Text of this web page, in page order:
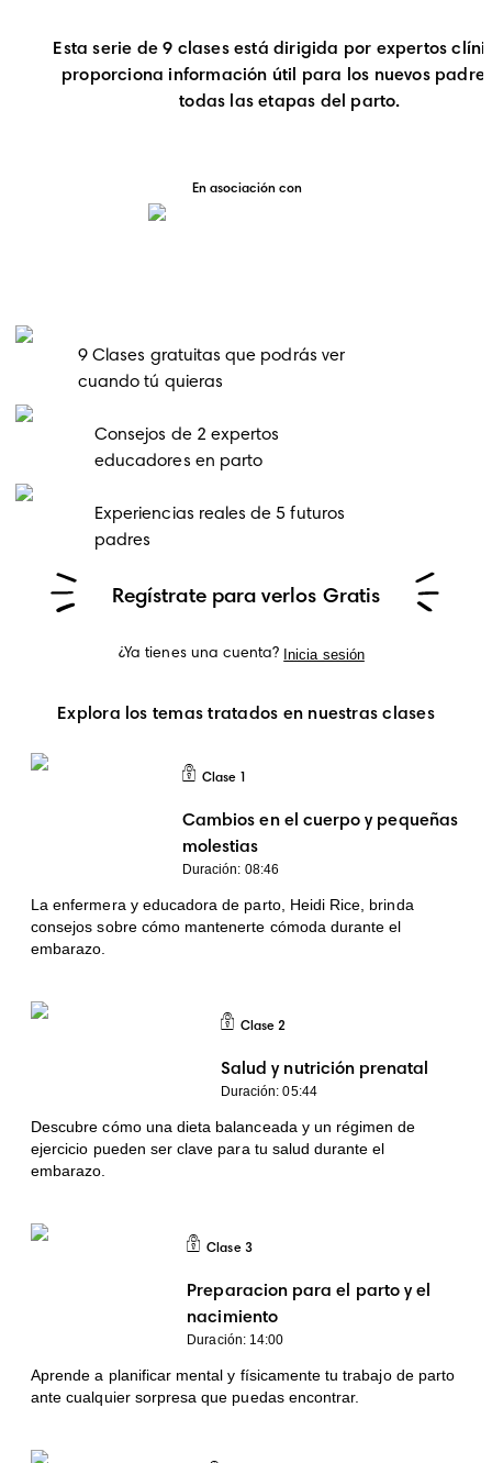
Esta serie de 9 clases está dirigida por expertos
proporciona información útil para los nuevos
todas las etapas del parto.
En asociación con
9 Clases gratuitas que podrás ver
cuando tú quieras
Consejos de 2 expertos
educadores en parto
Experiencias reales de 5 futuros
padres
Regístrate para verlos Gratis
¿Ya tienes una cuenta? Inicia sesión
Explora los temas tratados en nuestras clases
Cambios en el cuerpo y pequeñas
molestias
Clase
1
Duración: 08:46
La enfermera y educadora de parto, Heidi Rice, brinda
consejos sobre cómo mantenerte cómoda durante el
embarazo.
Clase 2
Salud y nutrición prenatal
Clase
2
Duración: 05:44
Descubre cómo una dieta balanceada y un régimen de
ejercicio pueden ser clave para tu salud durante el
embarazo.
Clase 3
Preparacion para el parto y el
nacimiento
Clase
3
Duración: 14:00
Aprende a planificar mental y físicamente tu trabajo de parto
ante cualquier sorpresa que puedas encontrar.
Clase